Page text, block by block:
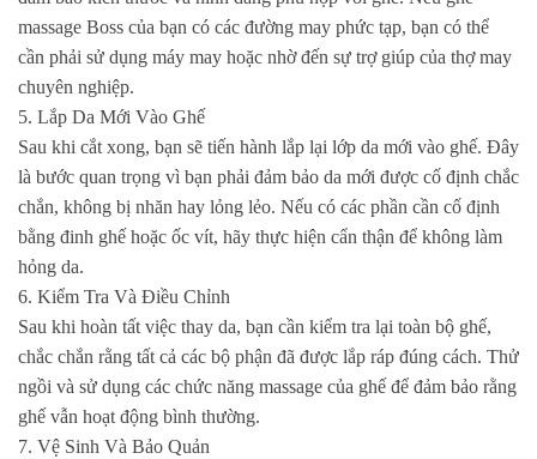
massage Boss của bạn có các đường may phức tạp, bạn có thể
cần phải sử dụng máy may hoặc nhờ đến sự trợ giúp của thợ may
chuyên nghiệp.
5. Lắp Da Mới Vào Ghế
Sau khi cắt xong, bạn sẽ tiến hành lắp lại lớp da mới vào ghế. Đây
là bước quan trọng vì bạn phải đảm bảo da mới được cố định chắc
chắn, không bị nhăn hay lỏng lẻo. Nếu có các phần cần cố định
bằng đinh ghế hoặc ốc vít, hãy thực hiện cẩn thận để không làm
hỏng da.
6. Kiểm Tra Và Điều Chỉnh
Sau khi hoàn tất việc thay da, bạn cần kiểm tra lại toàn bộ ghế,
chắc chắn rằng tất cả các bộ phận đã được lắp ráp đúng cách. Thử
ngồi và sử dụng các chức năng massage của ghế để đảm bảo rằng
ghế vẫn hoạt động bình thường.
7. Vệ Sinh Và Bảo Quản